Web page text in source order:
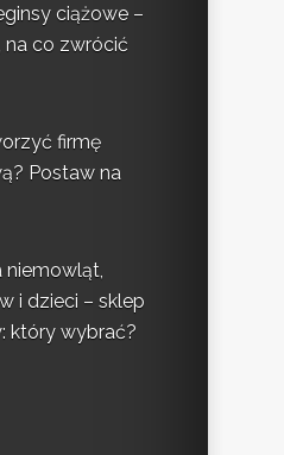
ciążowe –
na co zwrócić
firmę
Postaw na
niemowląt,
i dzieci – sklep
który wybrać?